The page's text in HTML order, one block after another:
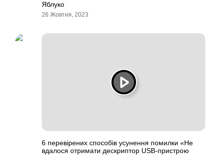
Яблуко
26 Жовтня, 2023
6 перевірених способів усунення помилки «Не
вдалося отримати дескриптор USB-пристрою